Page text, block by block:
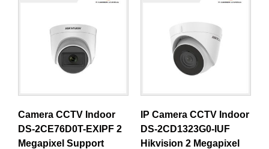
Camera CCTV Indoor
DS-2CE76D0T-EXIPF 2
Megapixel Support
IP Camera CCTV Indoor
DS-2CD1323G0-IUF
Hikvision 2 Megapixel